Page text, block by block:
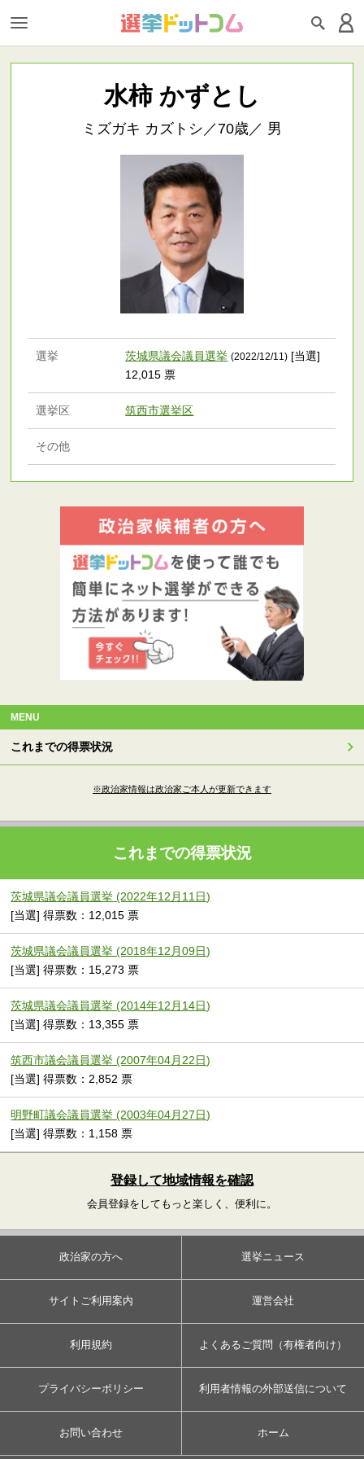
水柿 かずとし
ミズガキ カズトシ／70歳／ 男
選挙 茨城県議会議員選挙 (2022/12/11) [当選]
12,015 票
選挙区 筑西市選挙区
その他
MENU
これまでの得票状況
※政治家情報は政治家ご本人が更新できます
これまでの得票状況
茨城県議会議員選挙 (2022年12月11日)
[当選] 得票数：12,015 票
茨城県議会議員選挙 (2018年12月09日)
[当選] 得票数：15,273 票
茨城県議会議員選挙 (2014年12月14日)
[当選] 得票数：13,355 票
筑西市議会議員選挙 (2007年04月22日)
[当選] 得票数：2,852 票
明野町議会議員選挙 (2003年04月27日)
[当選] 得票数：1,158 票
登録して地域情報を確認
会員登録をしてもっと楽しく、便利に。
政治家の方へ 選挙ニュース
サイトご利用案内 運営会社
利用規約 よくあるご質問（有権者向け）
プライバシーポリシー 利用者情報の外部送信について
お問い合わせ ホーム